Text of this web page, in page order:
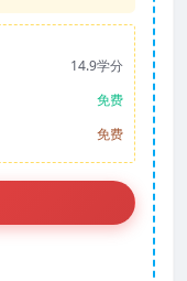
14.9学分
免费
免费